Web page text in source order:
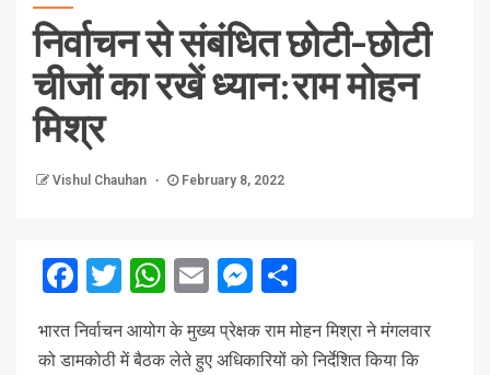
निर्वाचन से संबंधित छोटी-छोटी
चीजों का रखें ध्यान:राम मोहन
मिश्र
Vishul Chauhan February 8, 2022
Facebook
Twitter
WhatsApp
EmailMessenger
भारत निर्वाचन आयोग के मुख्य प्रेक्षक राम मोहन मिश्रा ने मंगलवार
को डामकोठी में बैठक लेते हुए अधिकारियों को निर्देशित किया कि